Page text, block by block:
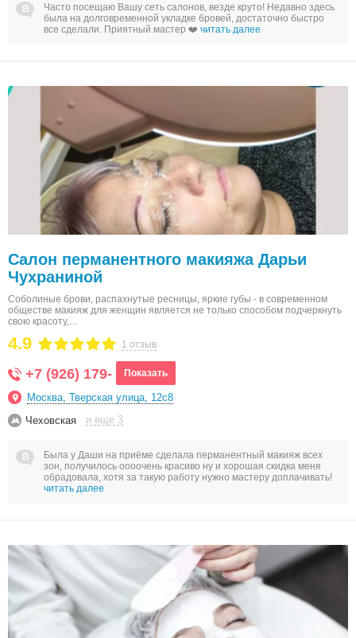
Часто посещаю Вашу сеть салонов, везде круто! Недавно здесь
была на долговременной укладке бровей, достаточно быстро
все сделали. Приятный мастер ❤️ читать далее
Салон перманентного макияжа Дарьи
Чухраниной
Соболиные брови, распахнутые ресницы, яркие губы - в современном
обществе макияж для женщин является не только способом подчеркнуть
свою красоту,…
1 отзыв
4.9
+7 (926) 179- Показать
Москва, Тверская улица, 12с8
Чеховская
и еще 3
Была у Даши на приёме сделала перманентный макияж всех
зон, получилось оооочень красиво ну и хорошая скидка меня
обрадовала, хотя за такую работу нужно мастеру доплачивать!
читать далее